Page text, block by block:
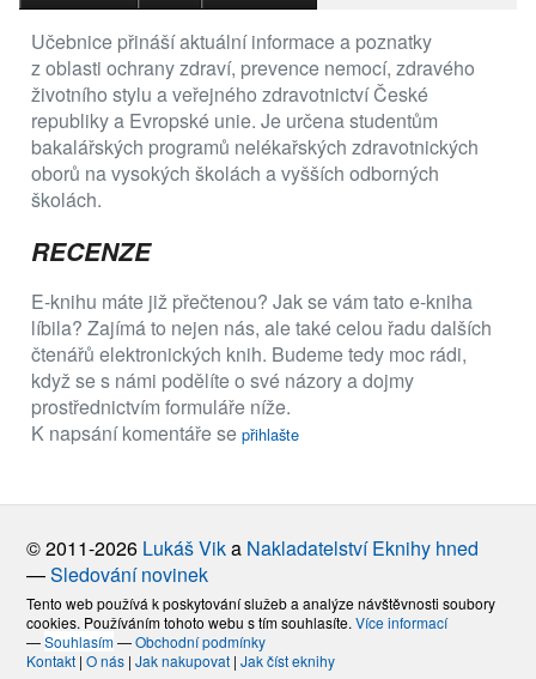
Učebnice přináší aktuální informace a poznatky
z oblasti ochrany zdraví, prevence nemocí, zdravého
životního stylu a veřejného zdravotnictví České
republiky a Evropské unie. Je určena studentům
bakalářských programů nelékařských zdravotnických
oborů na vysokých školách a vyšších odborných
školách.
RECENZE
E-knihu máte již přečtenou? Jak se vám tato e-kniha
líbila? Zajímá to nejen nás, ale také celou řadu dalších
čtenářů elektronických knih. Budeme tedy moc rádi,
když se s námi podělíte o své názory a dojmy
prostřednictvím formuláře níže.
K napsání komentáře se přihlašte
© 2011-2026 Lukáš Vika Nakladatelství Eknihy hned
—Sledování novinek
Tento web používá k poskytování služeb a analýze návštěvnosti soubory
cookies. Používáním tohoto webu s tím souhlasíte.Více informací
—Souhlasím—Obchodní podmínky
Kontakt |O nás |Jak nakupovat |Jak číst eknihy